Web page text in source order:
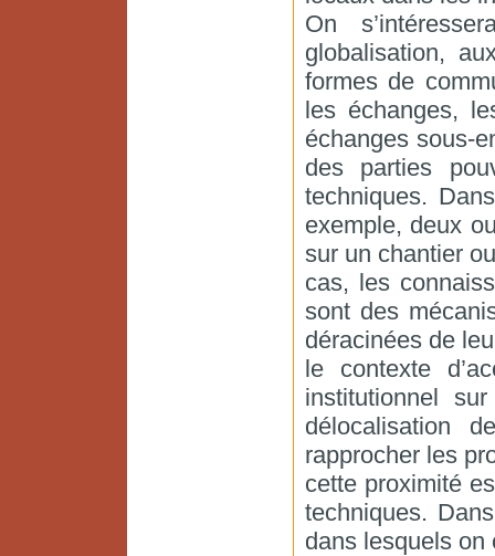
On
globalisation,
formes de
les échanges,
échanges sous-
des parties
techniques.
exemple, deux
sur un chantier
cas, les
sont des
déracinées de
le contexte
institutionnel
délocalisation
rapprocher les
cette proximité
techniques.
dans lesquels on